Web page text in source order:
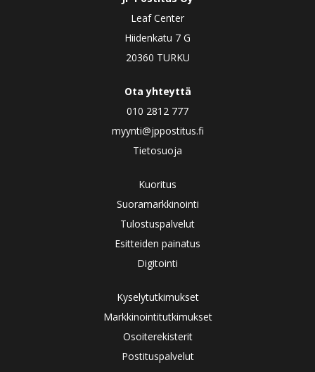
Leaf Center
Hiidenkatu 7 G
20360 TURKU
Ota yhteyttä
010 2812 777
myynti@jppostitus.fi
Tietosuoja
Kuoritus
Suoramarkkinointi
Tulostuspalvelut
Esitteiden painatus
Digitointi
Kyselytutkimukset
Markkinointitutkimukset
Osoiterekisterit
Postituspalvelut